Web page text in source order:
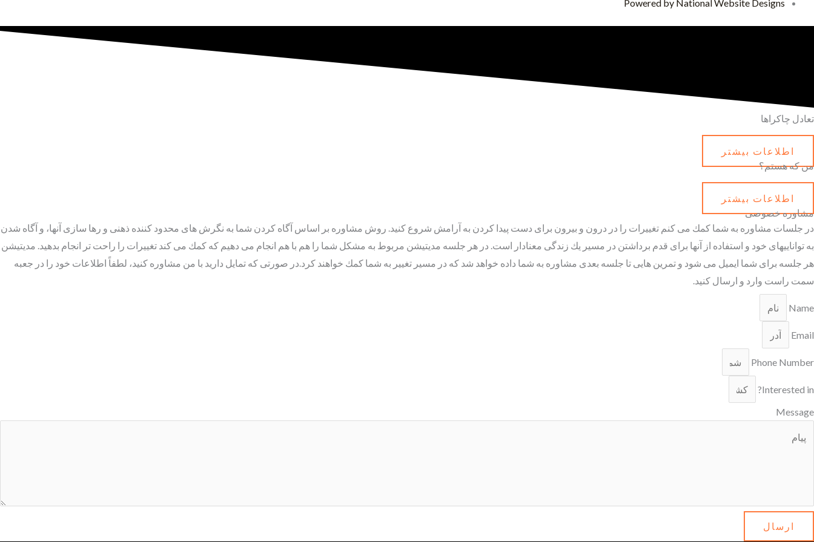
Powered by National Website Designs
تعادل چاکراها
اطلاعات بیشتر
من که هستم؟
اطلاعات بیشتر
مشاوره خصوصی
در جلسات مشاوره به شما كمك مى كنم تغييرات را در درون و بيرون براى دست پيدا كردن به آرامش شروع كنيد. روش مشاوره بر اساس آگاه كردن شما به نگرش هاى محدود كننده ذهنى و رها سازى آنها، و آگاه شدن
به تواناييهاى خود و استفاده از آنها براى قدم برداشتن در مسير يك زندگى معنادار است. در هر جلسه مديتيشن مربوط به مشكل شما را هم با هم انجام مى دهيم كه كمك مى كند تغييرات را راحت تر انجام بدهيد. مديتيشن
هر جلسه براى شما ايميل مى شود و تمرين هايى تا جلسه بعدى مشاوره به شما داده خواهد شد كه در مسير تغيير به شما كمك خواهند كرد.در صورتى كه تمايل داريد با من مشاوره كنيد، لطفاً اطلاعات خود را در جعبه
سمت راست وارد و ارسال كنيد.
Name
Email
Phone Number
Interested in?
Message
ارسال